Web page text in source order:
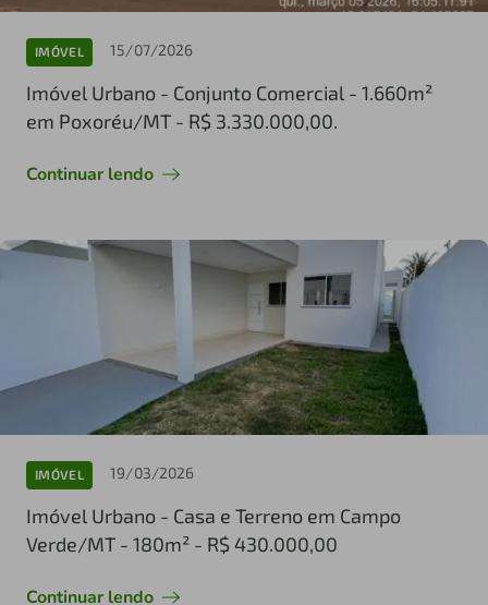
IMÓVEL 15/07/2026
Imóvel Urbano - Conjunto Comercial - 1.660m²
em Poxoréu/MT - R$ 3.330.000,00.
Continuar lendo
IMÓVEL 19/03/2026
Imóvel Urbano - Casa e Terreno em Campo
Verde/MT - 180m² - R$ 430.000,00
Continuar lendo